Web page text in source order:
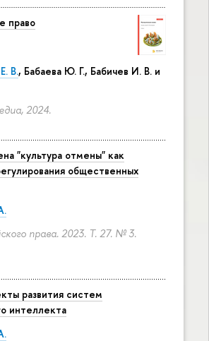
право
В., Бабаева Ю. Г., Бабичев И. В. и
2024.
"культура отмены" как
общественных
права. 2023. Т. 27. № 3.
развития систем
интеллекта